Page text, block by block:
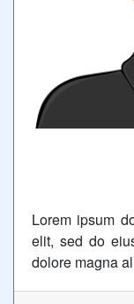
Lorem ipsum
elit, sed do
dolore magna